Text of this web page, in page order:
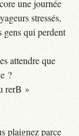
une journée
stressés,
gens qui perdent
attendre que
?
rerB »
plaignez parce